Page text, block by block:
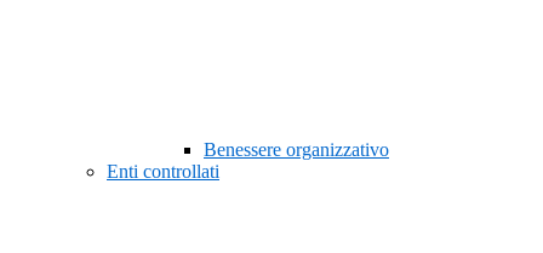
Benessere organizzativo
Enti controllati